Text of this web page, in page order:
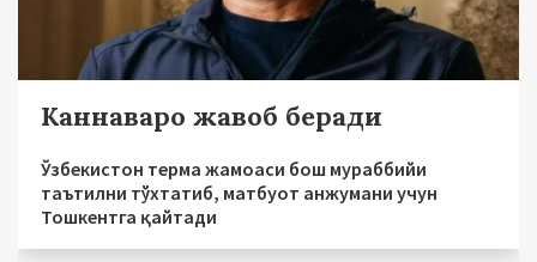
Каннаваро жавоб беради
Ўзбекистон терма жамоаси бош мураббийи
таътилни тўхтатиб, матбуот анжумани учун
Тошкентга қайтади